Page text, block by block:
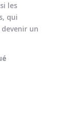
les
qui
un